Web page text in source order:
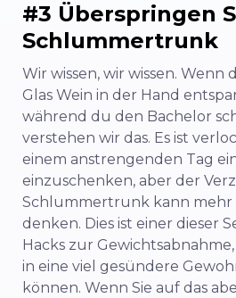
#3 Überspringen
Schlummertrunk
Wir wissen, wir wissen. Wenn
Glas Wein in der Hand
während du den Bachelor
verstehen wir das. Es ist
einem anstrengenden Tag
einzuschenken, aber der
Schlummertrunk kann mehr
denken. Dies ist einer dieser
Hacks zur
in eine viel gesündere
können. Wenn Sie auf das